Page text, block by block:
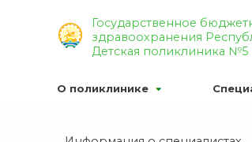
Государственное
здравоохранения
Детская поликлиника №5
О поликлинике